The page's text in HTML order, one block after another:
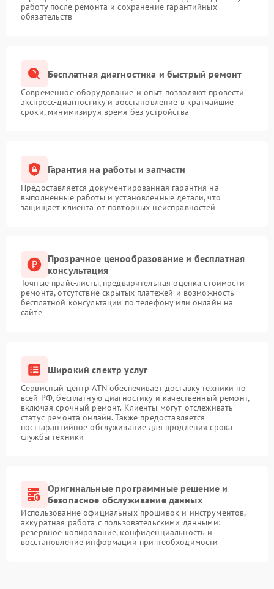
работу после ремонта и сохранение гарантийных
обязательств
Бесплатная диагностика и быстрый ремонт
Современное оборудование и опыт позволяют провести
экспресс-диагностику и восстановление в кратчайшие
сроки, минимизируя время без устройства
Гарантия на работы и запчасти
Предоставляется документированная гарантия на
выполненные работы и установленные детали, что
защищает клиента от повторных неисправностей
Прозрачное ценообразование и бесплатная
консультация
Точные прайс-листы, предварительная оценка стоимости
ремонта, отсутствие скрытых платежей и возможность
бесплатной консультации по телефону или онлайн на
сайте
Широкий спектр услуг
Сервисный центр ATN обеспечивает доставку техники по
всей РФ, бесплатную диагностику и качественный ремонт,
включая срочный ремонт. Клиенты могут отслеживать
статус ремонта онлайн. Также предоставляется
постгарантийное обслуживание для продления срока
службы техники
Оригинальные программные решение и
безопасное обслуживание данных
Использование официальных прошивок и инструментов,
аккуратная работа с пользовательскими данными:
резервное копирование, конфиденциальность и
восстановление информации при необходимости